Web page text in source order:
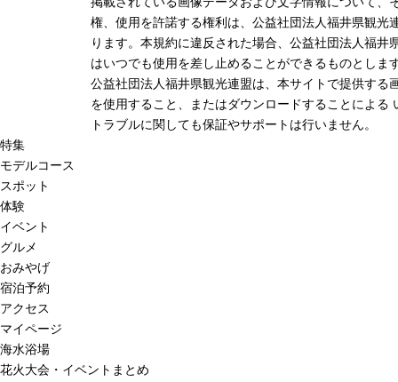
権、使用を許諾する権利は、公益社団法人福井県観光
ります。本規約に違反された場合、公益社団法人福井
はいつでも使用を差し止めることができるものとしま
公益社団法人福井県観光連盟は、本サイトで提供する
を使用すること、またはダウンロードすることによる
トラブルに関しても保証やサポートは行いません。
特集
モデルコース
スポット
体験
イベント
グルメ
おみやげ
宿泊予約
アクセス
マイページ
海水浴場
花火大会・イベントまとめ